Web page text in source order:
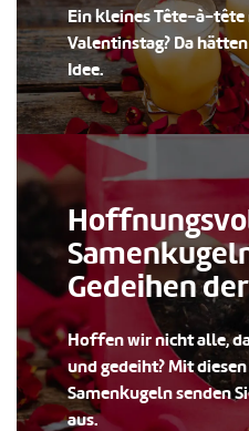
Ein kleines Tête-à-tête
Valentinstag? Da
Idee.
Gedeihen
Hoffen wir nicht alle,
und gedeiht? Mit
Samenkugeln senden
aus.